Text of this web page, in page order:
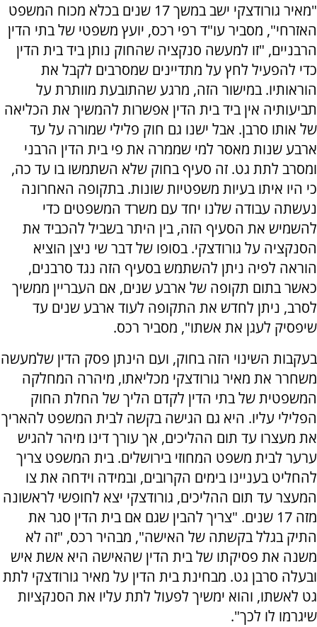
"מאיר גורודצקי ישב במשך 17 שנים בכלא מכוח המשפט
האזרחי", מסביר עו"ד רפי רכס, יועץ משפטי של בתי הדין
הרבניים, "זו למעשה סנקציה שהחוק נותן ביד בית הדין
כדי להפעיל לחץ על מתדיינים שמסרבים לקבל את
הוראותיו. במישור הזה, מרגע שהתובעת מוותרת על
תביעותיה אין ביד בית הדין אפשרות להמשיך את הכליאה
של אותו סרבן. אבל ישנו גם חוק פלילי שמורה על עד
ארבע שנות מאסר למי שממרה את פי בית הדין הרבני
ומסרב לתת גט. זה סעיף בחוק שלא השתמשו בו עד כה,
כי היו איתו בעיות משפטיות שונות. בתקופה האחרונה
נעשתה עבודה שלנו יחד עם משרד המשפטים כדי
להשמיש את הסעיף הזה, בין היתר בשביל להכביד את
הסנקציה על גורודצקי. בסופו של דבר שי ניצן הוציא
הוראה לפיה ניתן להשתמש בסעיף הזה נגד סרבנים,
כאשר בתום תקופה של ארבע שנים, אם העבריין ממשיך
לסרב, ניתן לחדש את התקופה לעוד ארבע שנים עד
שיפסיק לעגן את אשתו", מסביר רכס.
בעקבות השינוי הזה בחוק, ועם הינתן פסק הדין שלמעשה
משחרר את מאיר גורודצקי מכליאתו, מיהרה המחלקה
המשפטית של בתי הדין לקדם הליך של החלת החוק
הפלילי עליו. היא גם הגישה בקשה לבית המשפט להאריך
את מעצרו עד תום ההליכים, אך עורך דינו מיהר להגיש
ערער לבית משפט המחוזי בירושלים. בית המשפט צריך
להחליט בעניינו בימים הקרובים, ובמידה וידחה את צו
המעצר עד תום ההליכים, גורודצקי יצא לחופשי לראשונה
מזה 17 שנים. "צריך להבין שגם אם בית הדין סגר את
התיק בגלל בקשתה של האישה", מבהיר רכס, "זה לא
משנה את פסיקתו של בית הדין שהאישה היא אשת איש
ובעלה סרבן גט. מבחינת בית הדין על מאיר גורודצקי לתת
גט לאשתו, והוא ימשיך לפעול לתת עליו את הסנקציות
שיגרמו לו לכך".